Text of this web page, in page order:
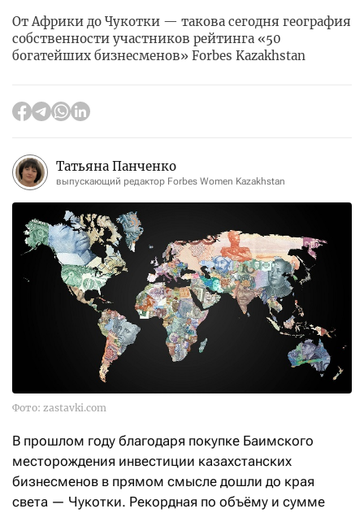
От Африки до Чукотки — такова сегодня география
собственности участников рейтинга «50
богатейших бизнесменов» Forbes Kazakhstan
Татьяна Панченко
выпускающий редактор Forbes Women Kazakhstan
Фото: zastavki.com
В прошлом году благодаря покупке Баимского
месторождения инвестиции казахстанских
бизнесменов в прямом смысле дошли до края
света — Чукотки. Рекордная по объёму и сумме